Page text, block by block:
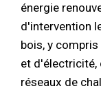
énergie
d'intervention
bois, y
et d'électricité,
réseaux de